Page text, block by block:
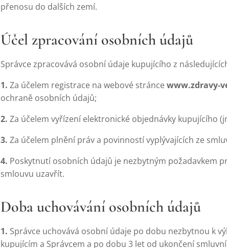
přenosu do dalších zemí.
Účel zpracování osobních údajů
Správce zpracovává osobní údaje kupujícího z
1. Za účelem registrace na webové stráncewww.zdravy-
ochraně osobních údajů;
2. Za účelem vyřízení elektronické objednávky kupujícího
3. Za účelem plnění práv a povinností vyplývajících ze
4. Poskytnutí osobních údajů je nezbytným požadavkem
smlouvu uzavřít.
Doba uchovávání osobních údajů
1. Správce uchovává osobní údaje po dobu nezbytnou k
kupujícím a Správcem a po dobu 3 let od ukončení